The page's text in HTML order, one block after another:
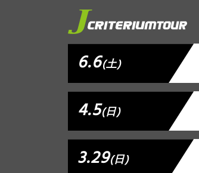
6.6(土)
4.5(日)
3.29(日)